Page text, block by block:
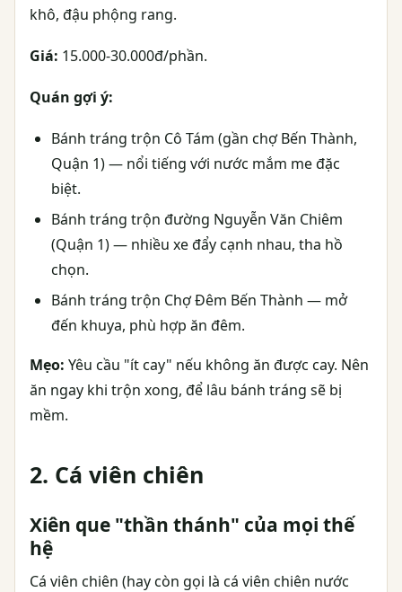
khô, đậu phộng rang.
Giá: 15.000-30.000đ/phần.
Quán gợi ý:
Bánh tráng trộn Cô Tám (gần chợ Bến Thành,
Quận 1) — nổi tiếng với nước mắm me đặc
biệt.
Bánh tráng trộn đường Nguyễn Văn Chiêm
(Quận 1) — nhiều xe đẩy cạnh nhau, tha hồ
chọn.
Bánh tráng trộn Chợ Đêm Bến Thành — mở
đến khuya, phù hợp ăn đêm.
Mẹo: Yêu cầu "ít cay" nếu không ăn được cay. Nên
ăn ngay khi trộn xong, để lâu bánh tráng sẽ bị
mềm.
2. Cá viên chiên
Xiên que "thần thánh" của mọi thế
hệ
Cá viên chiên (hay còn gọi là cá viên chiên nước